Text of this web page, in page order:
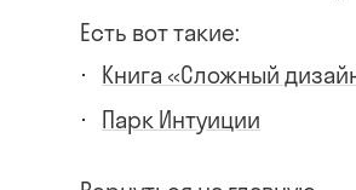
Есть вот такие:
Книга «Сложный
Парк Интуиции